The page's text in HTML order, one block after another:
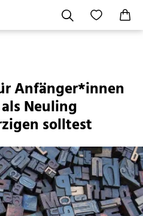
Anfänger*innen
Neuling
solltest